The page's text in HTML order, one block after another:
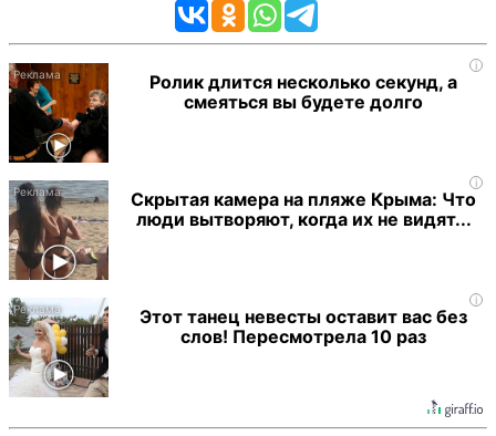
i
Ролик длится несколько секунд, а
смеяться вы будете долго
i
Скрытая камера на пляже Крыма: Что
люди вытворяют, когда их не видят...
i
Этот танец невесты оставит вас без
слов! Пересмотрела 10 раз